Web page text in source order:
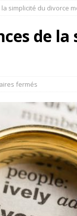
simplicité du divorce
de
fermés